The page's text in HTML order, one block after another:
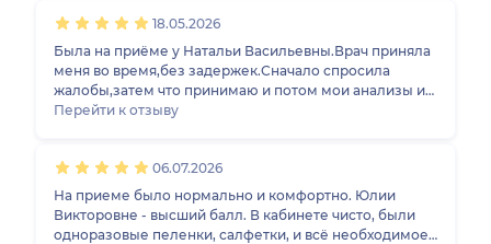
18.05.2026
Была на приёме у Натальи Васильевны.Врач приняла
меня во время,без задержек.Сначало спросила
жалобы,затем что принимаю и потом мои анализы и
узи.Врач доброжелательная и внимательная,все
на гормонах я давно,и могу их контролировать
сама.Мне были даны соответствующие
рекомендации.
Перейти к отзыву
06.07.2026
На приеме было нормально и комфортно. Юлии
Викторовне - высший балл. В кабинете чисто, были
одноразовые пеленки, салфетки, и всё необходимое